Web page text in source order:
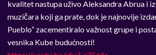
kvalitet nastupa uživo Aleksandra Abrua i
muzičara koji ga prate, dok je najnovije
Pueblo” zacementiralo važnost grupe i
vesnika Kube budućnosti!